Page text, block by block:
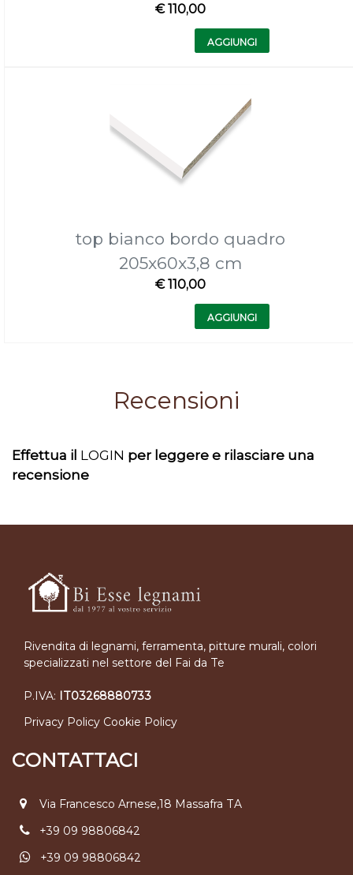
€ 110,00
Quantità
AGGIUNGI
top bianco bordo quadro
205x60x3,8 cm
€ 110,00
Quantità
AGGIUNGI
Recensioni
Effettua il LOGIN per leggere e rilasciare una
recensione
Rivendita di legnami, ferramenta, pitture murali, colori
specializzati nel settore del Fai da Te
P.IVA: IT03268880733
Privacy Policy Cookie Policy
CONTATTACI
Via Francesco Arnese,18 Massafra TA
+39 09 98806842
+39 09 98806842